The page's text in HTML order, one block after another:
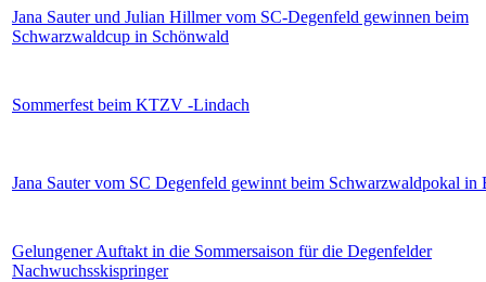
Jana Sauter und Julian Hillmer vom SC-Degenfeld gewinnen beim
Schwarzwaldcup in Schönwald
Sommerfest beim KTZV -Lindach
Jana Sauter vom SC Degenfeld gewinnt beim Schwarzwaldpokal in
Gelungener Auftakt in die Sommersaison für die Degenfelder
Nachwuchsskispringer